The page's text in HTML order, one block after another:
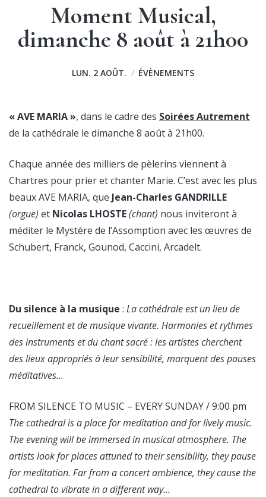
Moment Musical,
dimanche 8 août à 21h00
LUN. 2 AOÛT. / ÉVÈNEMENTS
« AVE MARIA », dans le cadre des Soirées Autrement
de la cathédrale le dimanche 8 août à 21h00.
Chaque année des milliers de pèlerins viennent à
Chartres pour prier et chanter Marie. C’est avec les plus
beaux AVE MARIA, que Jean-Charles GANDRILLE
(orgue) et Nicolas LHOSTE(chant) nous inviteront à
méditer le Mystère de l’Assomption avec les œuvres de
Schubert, Franck, Gounod, Caccini, Arcadelt.
Du silence à la musique : La cathédrale est un lieu de
recueillement et de musique vivante. Harmonies et rythmes
des instruments et du chant sacré : les artistes cherchent
des lieux appropriés à leur sensibilité, marquent des pauses
méditatives…
FROM SILENCE TO MUSIC – EVERY SUNDAY / 9:00 pm
The cathedral is a place for meditation and for lively music.
The evening will be immersed in musical atmosphere. The
artists look for places attuned to their sensibility, they pause
for meditation. Far from a concert ambience, they cause the
cathedral to vibrate in a different way…